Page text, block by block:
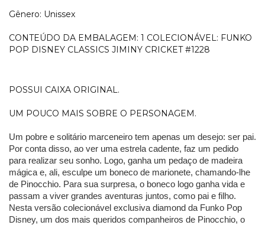
Gênero: Unissex
CONTEÚDO DA EMBALAGEM: 1 COLECIONÁVEL: FUNKO
POP DISNEY CLASSICS JIMINY CRICKET #1228
POSSUI CAIXA ORIGINAL.
UM POUCO MAIS SOBRE O PERSONAGEM.
Um pobre e solitário marceneiro tem apenas um desejo: ser pai.
Por conta disso, ao ver uma estrela cadente, faz um pedido
para realizar seu sonho. Logo, ganha um pedaço de madeira
mágica e, ali, esculpe um boneco de marionete, chamando-lhe
de Pinocchio. Para sua surpresa, o boneco logo ganha vida e
passam a viver grandes aventuras juntos, como pai e filho.
Nesta versão colecionável exclusiva diamond da Funko Pop
Disney, um dos mais queridos companheiros de Pinocchio, o